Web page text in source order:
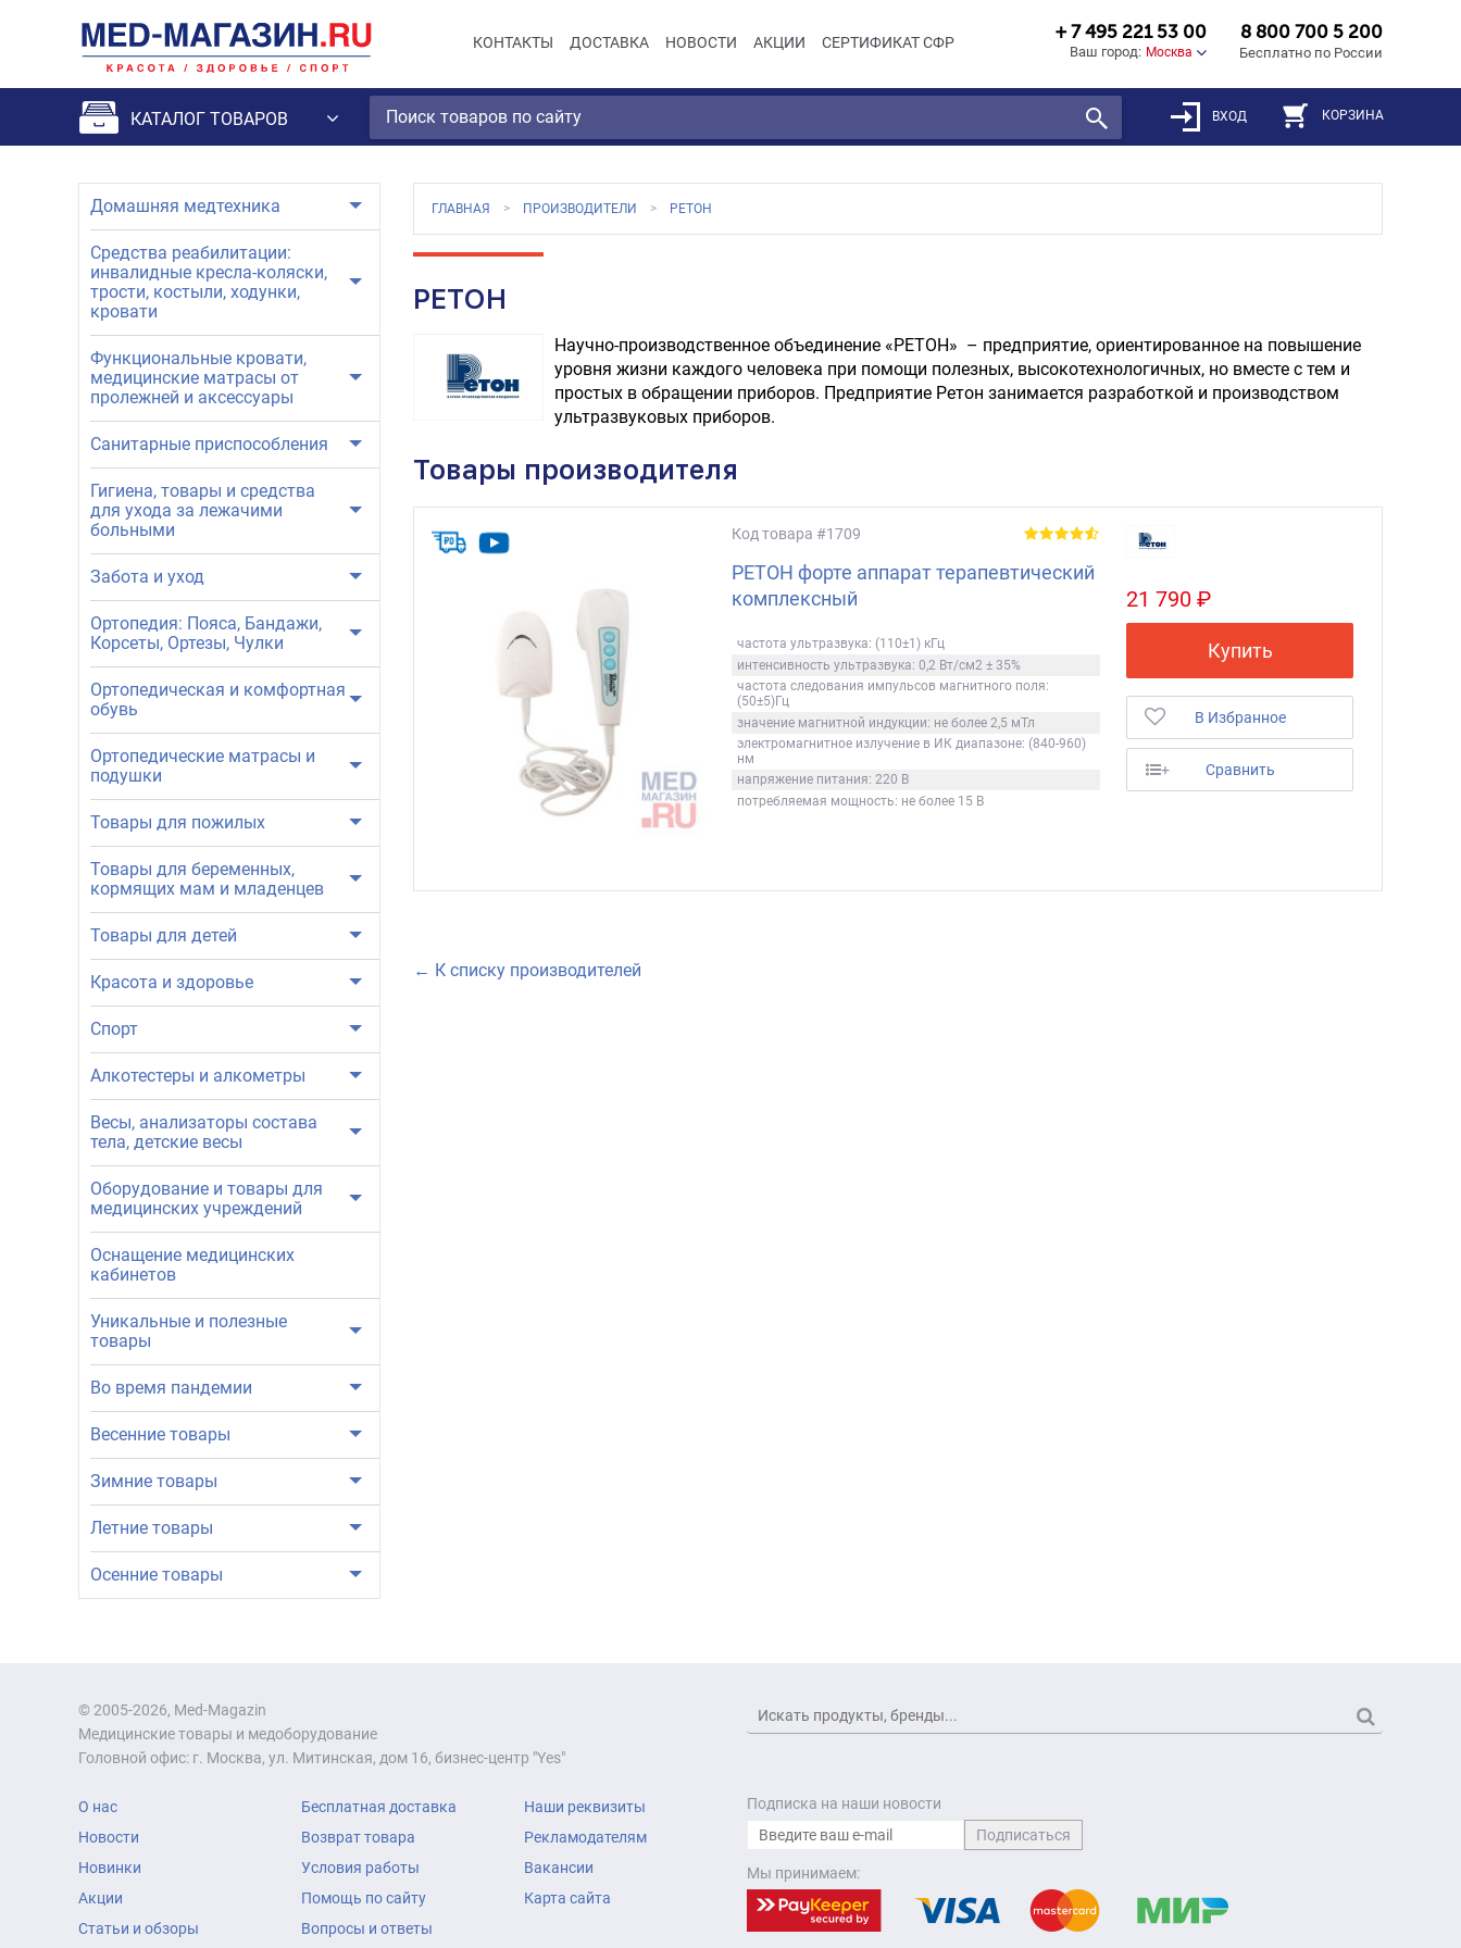
КОНТАКТЫ ДОСТАВКА НОВОСТИ АКЦИИ СЕРТИФИКАТ СФР
+ 7 495 221 53 00
Ваш город: Москва
8 800 700 5 200
Бесплатно по России
КАТАЛОГ ТОВАРОВ ВХОД КОРЗИНА
Домашняя медтехника
Средства реабилитации:
инвалидные кресла-коляски,
трости, костыли, ходунки,
кровати
Функциональные кровати,
медицинские матрасы от
пролежней и аксессуары
Санитарные приспособления
Гигиена, товары и средства
для ухода за лежачими
больными
Забота и уход
Ортопедия: Пояса, Бандажи,
Корсеты, Ортезы, Чулки
Ортопедическая и комфортная
обувь
Ортопедические матрасы и
подушки
Товары для пожилых
Товары для беременных,
кормящих мам и младенцев
Товары для детей
Красота и здоровье
Спорт
Алкотестеры и алкометры
Весы, анализаторы состава
тела, детские весы
Оборудование и товары для
медицинских учреждений
Оснащение медицинских
кабинетов
Уникальные и полезные
товары
Во время пандемии
Весенние товары
Зимние товары
Летние товары
Осенние товары
ГЛАВНАЯ ПРОИЗВОДИТЕЛИ РЕТОН
РЕТОН
Научно-производственное объединение «РЕТОН» – предприятие, ориентированное на повышение
уровня жизни каждого человека при помощи полезных, высокотехнологичных, но вместе с тем и
простых в обращении приборов. Предприятие Ретон занимается разработкой и производством
ультразвуковых приборов.
Товары производителя
Код товара #1709
РЕТОН форте аппарат терапевтический
комплексный
частота ультразвука: (110±1) кГц
интенсивность ультразвука: 0,2 Вт/см2 ± 35%
частота следования импульсов магнитного поля:
(50±5)Гц
значение магнитной индукции: не более 2,5 мТл
электромагнитное излучение в ИК диапазоне: (840-960)
нм
напряжение питания: 220 В
потребляемая мощность: не более 15 В
21 790 ₽
Купить
В Избранное
+ Сравнить
← К списку производителей
© 2005-2026, Med-Magazin
Медицинские товары и медоборудование
Головной офис: г. Москва, ул. Митинская, дом 16, бизнес-центр "Yes"
О нас
Новости
Новинки
Акции
Статьи и обзоры
Бесплатная доставка
Возврат товара
Условия работы
Помощь по сайту
Вопросы и ответы
Наши реквизиты
Рекламодателям
Вакансии
Карта сайта
Подписка на наши новости
Мы принимаем: